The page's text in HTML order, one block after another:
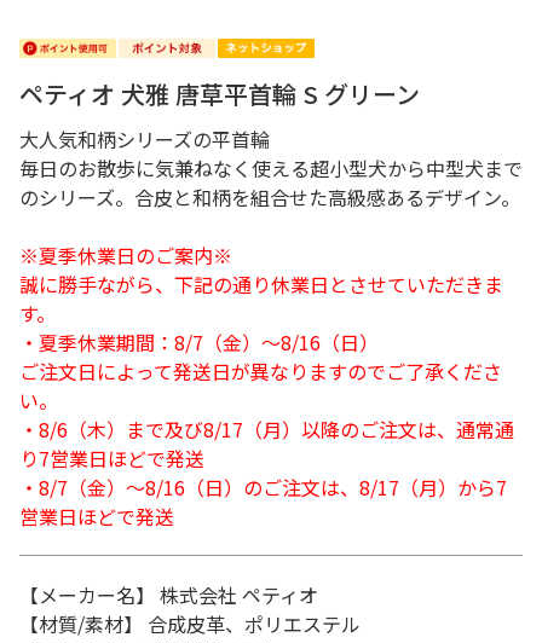
ペティオ 犬雅 唐草平首輪 S グリーン
大人気和柄シリーズの平首輪
毎日のお散歩に気兼ねなく使える超小型犬から中型犬まで
のシリーズ。合皮と和柄を組合せた高級感あるデザイン。
※夏季休業日のご案内※
誠に勝手ながら、下記の通り休業日とさせていただきま
す。
・夏季休業期間：8/7（金）～8/16（日）
ご注文日によって発送日が異なりますのでご了承くださ
い。
・8/6（木）まで及び8/17（月）以降のご注文は、通常通
り7営業日ほどで発送
・8/7（金）～8/16（日）のご注文は、8/17（月）から7
営業日ほどで発送
【メーカー名】 株式会社 ペティオ
【材質/素材】 合成皮革、ポリエステル